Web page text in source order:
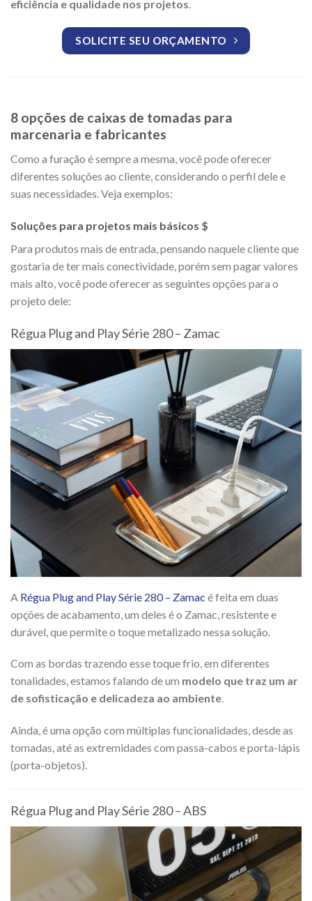
eficiência e qualidade nos projetos.
SOLICITE SEU ORÇAMENTO
8 opções de caixas de tomadas para
marcenaria e fabricantes
Como a furação é sempre a mesma, você pode oferecer
diferentes soluções ao cliente, considerando o perfil dele e
suas necessidades. Veja exemplos:
Soluções para projetos mais básicos $
Para produtos mais de entrada, pensando naquele cliente que
gostaria de ter mais conectividade, porém sem pagar valores
mais alto, você pode oferecer as seguintes opções para o
projeto dele:
Régua Plug and Play Série 280 – Zamac
A Régua Plug and Play Série 280 – Zamac é feita em duas
opções de acabamento, um deles é o Zamac, resistente e
durável, que permite o toque metalizado nessa solução.
Com as bordas trazendo esse toque frio, em diferentes
tonalidades, estamos falando de um modelo que traz um ar
de sofisticação e delicadeza ao ambiente.
Ainda, é uma opção com múltiplas funcionalidades, desde as
tomadas, até as extremidades com passa-cabos e porta-lápis
(porta-objetos).
Régua Plug and Play Série 280 – ABS